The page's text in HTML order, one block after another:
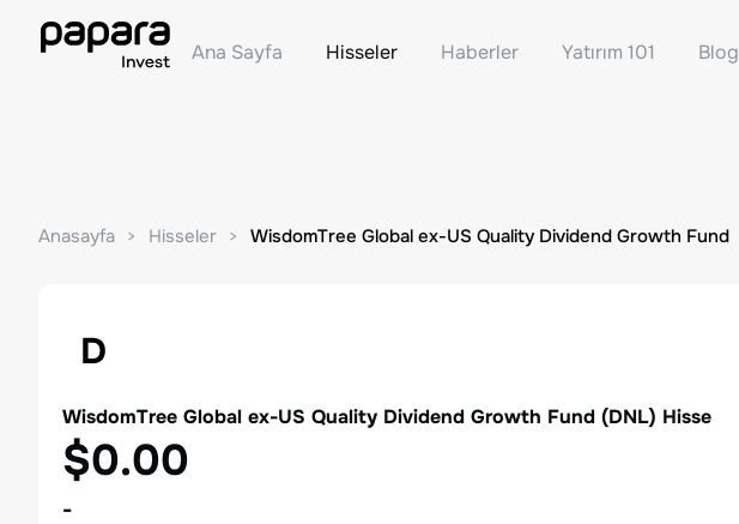
Ana Sayfa Hisseler Haberler Yatırım 101 Blog
Anasayfa Hisseler WisdomTree Global ex-US Quality Dividend Growth Fund
D
WisdomTree Global ex-US Quality Dividend Growth Fund (DNL) Hisse
$0.00
-